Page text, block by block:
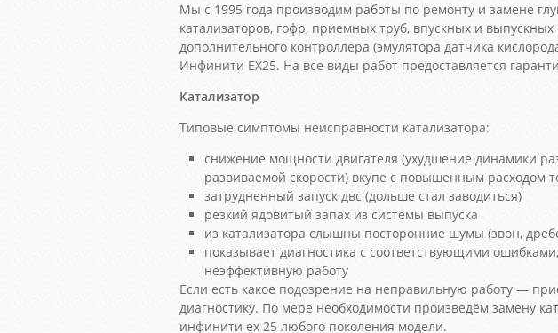
Мы с 1995 года производим работы по ремонту и замене
катализаторов, гофр, приемных труб, впускных и выпускных
дополнительного контроллера (эмулятора датчика
Инфинити ЕХ25. На все виды работ предоставляется
Катализатор
Типовые симптомы неисправности катализатора:
снижение мощности двигателя (ухудшение динамики
развиваемой скорости) вкупе с повышенным расходом
затрудненный запуск двс (дольше стал заводиться)
резкий ядовитый запах из системы выпуска
из катализатора слышны посторонние шумы (звон,
показывает диагностика с соответствующими
неэффективную работу
Если есть какое подозрение на неправильную работу —
диагностику. По мере необходимости произведём замену
инфинити ех 25 любого поколения модели.